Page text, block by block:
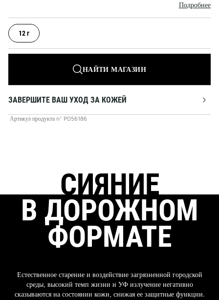
Подробнее
12 г
НАЙТИ МАГАЗИН
ЗАВЕРШИТЕ ВАШ УХОД ЗА КОЖЕЙ
Артикул продукта n° P056186
СИЯНИЕ
В ДОРОЖНОМ
ФОРМАТЕ
Естественное старение и воздействие загрязненной городской
среды, высокий темп жизни и УФ излучение негативно
сказываются на состоянии кожи, снижая ее защитные функции.